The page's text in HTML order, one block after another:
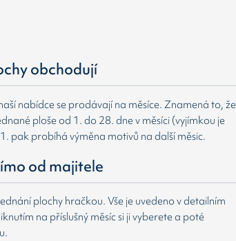
obchodují
nabídce se prodávají na měsíce. Znamená to, že
ploše od 1. do 28. dne v měsíci (vyjímkou je
pak probíhá výměna motivů na další měsic.
od majitele
plochy hračkou. Vše je uvedeno v detailním
na příslušný měsíc si ji vyberete a poté